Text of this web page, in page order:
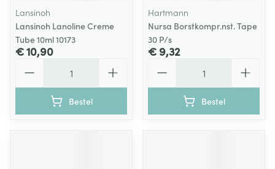
Lansinoh
Lansinoh Lanoline Creme
Tube 10ml 10173
€ 10,90
Bestel
Hartmann
Nursa Borstkompr.nst. Tape
30 P/s
€ 9,32
Bestel